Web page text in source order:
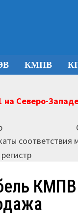
КМПВ
Северо-
соответствия
КМПВ